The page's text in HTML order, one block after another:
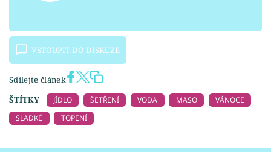
VSTOUPIT DO DISKUZE
Sdílejte článek
ŠTÍTKY
JÍDLO ŠETŘENÍ VODA MASO
VÁNOCE
SLADKÉ
TOPENÍ